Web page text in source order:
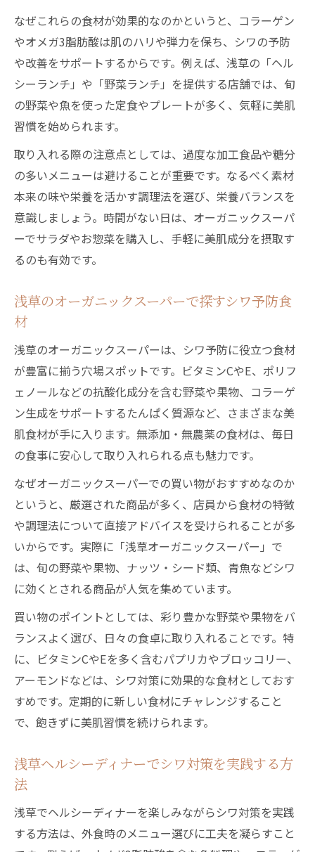
なぜこれらの食材が効果的なのかというと、コラーゲン
やオメガ3脂肪酸は肌のハリや弾力を保ち、シワの予防
や改善をサポートするからです。例えば、浅草の「ヘル
シーランチ」や「野菜ランチ」を提供する店舗では、旬
の野菜や魚を使った定食やプレートが多く、気軽に美肌
習慣を始められます。
取り入れる際の注意点としては、過度な加工食品や糖分
の多いメニューは避けることが重要です。なるべく素材
本来の味や栄養を活かす調理法を選び、栄養バランスを
意識しましょう。時間がない日は、オーガニックスーパ
ーでサラダやお惣菜を購入し、手軽に美肌成分を摂取す
るのも有効です。
浅草のオーガニックスーパーで探すシワ予防食
材
浅草のオーガニックスーパーは、シワ予防に役立つ食材
が豊富に揃う穴場スポットです。ビタミンCやE、ポリフ
ェノールなどの抗酸化成分を含む野菜や果物、コラーゲ
ン生成をサポートするたんぱく質源など、さまざまな美
肌食材が手に入ります。無添加・無農薬の食材は、毎日
の食事に安心して取り入れられる点も魅力です。
なぜオーガニックスーパーでの買い物がおすすめなのか
というと、厳選された商品が多く、店員から食材の特徴
や調理法について直接アドバイスを受けられることが多
いからです。実際に「浅草オーガニックスーパー」で
は、旬の野菜や果物、ナッツ・シード類、青魚などシワ
に効くとされる商品が人気を集めています。
買い物のポイントとしては、彩り豊かな野菜や果物をバ
ランスよく選び、日々の食卓に取り入れることです。特
に、ビタミンCやEを多く含むパプリカやブロッコリー、
アーモンドなどは、シワ対策に効果的な食材としておす
すめです。定期的に新しい食材にチャレンジすること
で、飽きずに美肌習慣を続けられます。
浅草ヘルシーディナーでシワ対策を実践する方
法
浅草でヘルシーディナーを楽しみながらシワ対策を実践
する方法は、外食時のメニュー選びに工夫を凝らすこと